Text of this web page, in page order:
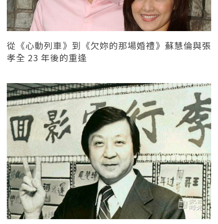
從《心動列車》到《欠妳的那場婚禮》蘇慧倫與張
孝全 23 年後的重逢